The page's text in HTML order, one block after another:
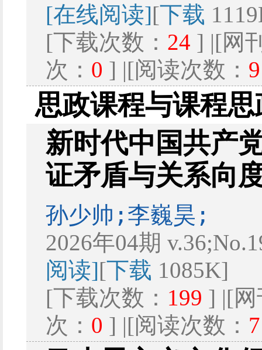
[在线阅读][下载
[下载次数： 24 ] |[网
次： 0 ] |[阅读次数： 9
思政课程与课程思
新时代中国共产
证矛盾与关系向
孙少帅;李巍昊;
2026年04期
阅读][下载 1085K]
[下载次数： 199 ] |[
次： 0 ] |[阅读次数： 7